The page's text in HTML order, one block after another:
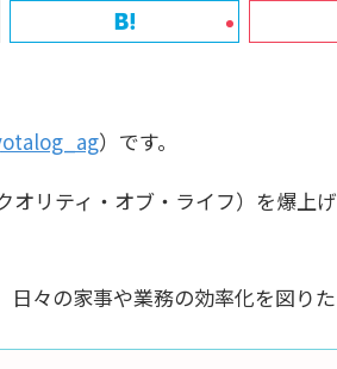
）です。
オリティ・オブ・ライフ）を爆上
々の家事や業務の効率化を図りた